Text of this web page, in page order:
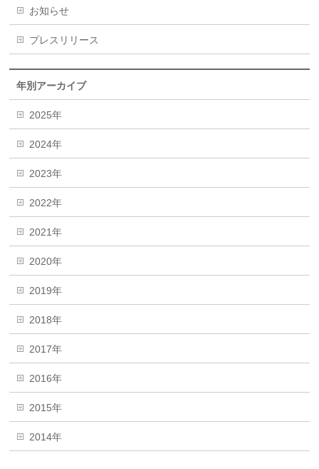
お知らせ
プレスリリース
年別アーカイブ
2025年
2024年
2023年
2022年
2021年
2020年
2019年
2018年
2017年
2016年
2015年
2014年